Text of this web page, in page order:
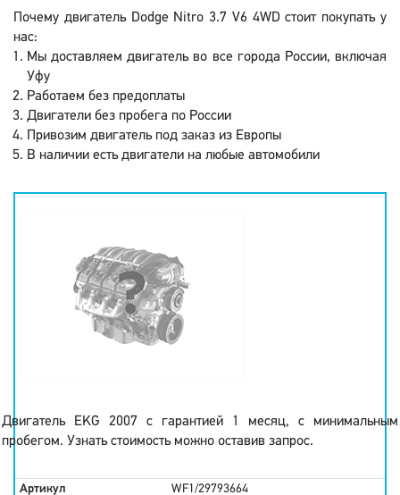
Почему двигатель Dodge Nitro 3.7 V6 4WD стоит покупать у
нас:
Мы доставляем двигатель во все города России, включая
Уфу
Работаем без предоплаты
Двигатели без пробега по России
Привозим двигатель под заказ из Европы
В наличии есть двигатели на любые автомобили
Двигатель EKG 2007 с гарантией 1 месяц, с минимальным
пробегом. Узнать стоимость можно оставив запрос.
Артикул WF1/29793664